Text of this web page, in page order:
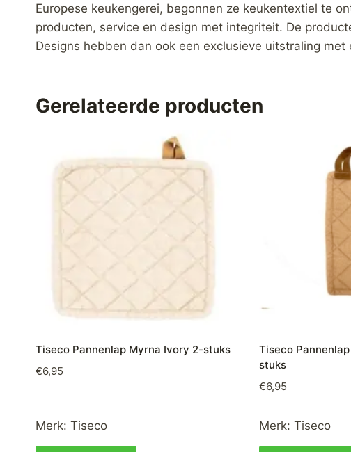
Europese keukengerei, begonnen ze keukentextiel te
producten, service en design met integriteit. De
Designs hebben dan ook een exclusieve uitstraling
Gerelateerde producten
Tiseco Pannenlap Myrna Ivory 2-stuks
€6,95
Merk: Tiseco
Tiseco
stuks
€6,95
Merk: Tiseco